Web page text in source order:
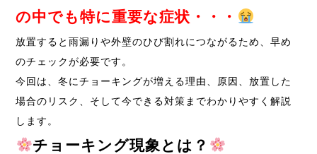
の中でも特に重要な症状・・・
放置すると雨漏りや外壁のひび割れにつながるため、早め
のチェックが必要です。
今回は、冬にチョーキングが増える理由、原因、放置した
場合のリスク、そして今できる対策までわかりやすく解説
します。
チョーキング現象とは？